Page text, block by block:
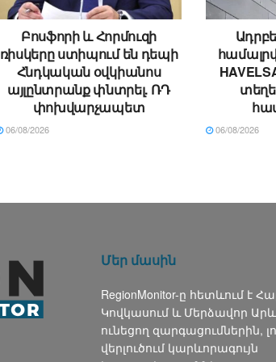
Բոսֆորի և Հորմուզի
ռիսկերը ստիպում են դեպի
Հնդկական օվկիանոս
այլընտրանք փնտրել. ՌԴ
փոխվարչապետ
06/08/2026 06/08/2026
Մեր մասին
RegionMonitor-ը հետևում է
Կովկասում և Մերձավոր
ունեցող զարգացումներին,
վերլուծում կարևորագույն